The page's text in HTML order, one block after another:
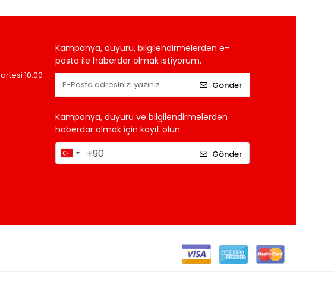
10:00
Kampanya, duyuru, bilgilendirmelerden e-
posta ile haberdar olmak istiyorum.
Gönder
Kampanya, duyuru ve bilgilendirmelerden
haberdar olmak için kayıt olun.
Gönder